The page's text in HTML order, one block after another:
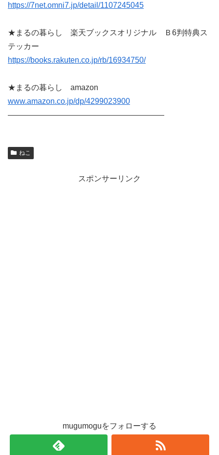
https://7net.omni7.jp/detail/1107245045
★まるの暮らし 楽天ブックスオリジナル Ｂ6判特典ス
テッカー
https://books.rakuten.co.jp/rb/16934750/
★まるの暮らし amazon
www.amazon.co.jp/dp/4299023900
————————————————————
ねこ
スポンサーリンク
mugumoguをフォローする